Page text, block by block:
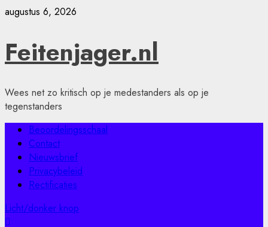
Ga
inhoud
augustus 6, 2026
Feitenjager.nl
Wees net zo kritisch op je medestanders als op je
tegenstanders
Primair
menu
Beoordelingsschaal
Contact
Nieuwsbrief
Privacybeleid
Rectificaties
Licht/donker knop